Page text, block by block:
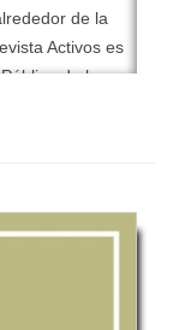
de la
Activos es
de la